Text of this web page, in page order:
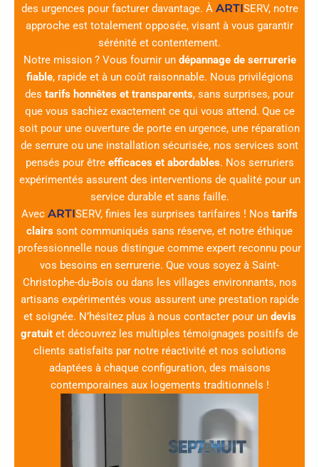
des urgences pour facturer davantage. À ARTISERV, notre
approche est totalement opposée, visant à vous garantir
sérénité et contentement.
Notre mission ? Vous fournir un dépannage de serrurerie
fiable, rapide et à un coût raisonnable. Nous privilégions
des tarifs honnêtes et transparents, sans surprises, pour
que vous sachiez exactement ce qui vous attend. Que ce
soit pour une ouverture de porte en urgence, une réparation
de serrure ou une installation sécurisée, nos services sont
pensés pour être efficaces et abordables. Nos serruriers
expérimentés assurent des interventions de qualité pour un
service durable et sans faille.
Avec ARTISERV, finies les surprises tarifaires ! Nos tarifs
clairs sont communiqués sans réserve, et notre éthique
professionnelle nous distingue comme expert reconnu pour
vos besoins en serrurerie. Que vous soyez à Saint-
Christophe-du-Bois ou dans les villages environnants, nos
artisans expérimentés vous assurent une prestation rapide
et soignée. N’hésitez plus à nous contacter pour un devis
gratuit et découvrez les multiples témoignages positifs de
clients satisfaits par notre réactivité et nos solutions
adaptées à chaque configuration, des maisons
contemporaines aux logements traditionnels !